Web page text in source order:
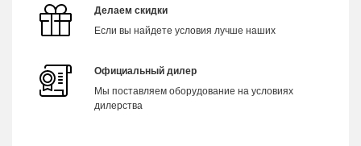
Делаем скидки
Если вы найдете условия лучше наших
Официальный дилер
Мы поставляем оборудование на условиях
дилерства